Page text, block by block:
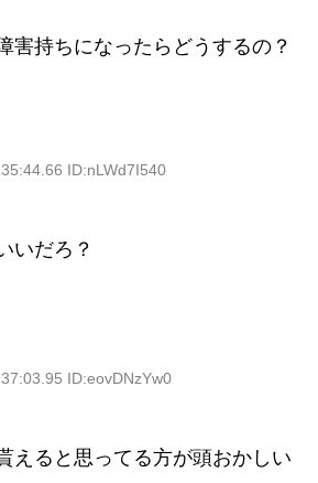
害持ちになったらどうするの？
ID:nLWd7I540
いだろ？
ID:eovDNzYw0
えると思ってる方が頭おかしい